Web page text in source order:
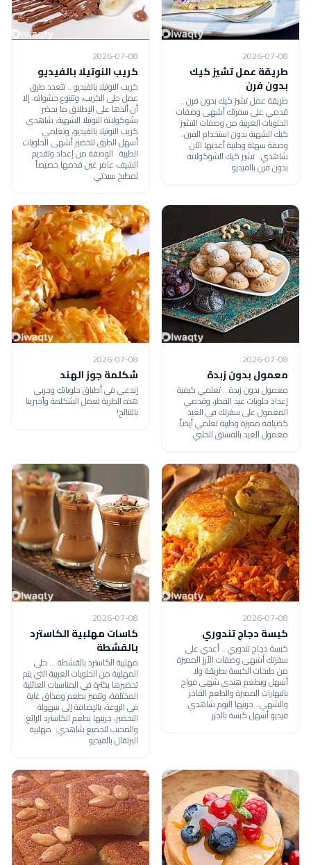
2026-07-08
طريقة عمل تشيز كيك
بدون فرن
طريقة عمل تشيز كيك بدون فرن ..
قدمي على سفرتك أشهى وصفات
الحلويات الغربية من وصفات التشيز
كيك الشهية بدون استخدام الفرن،
وصفة سهلة وطيبة أعديها الآن
شاهدي: تشيز كيك الشوكولاتة
بدون فرن بالفيديو
2026-07-08
كريب النوتيلا بالفيديو
كريب النوتيلا بالفيديو .. تتعدد طرق
عمل حلى الكريب، وتتنوع حشواته، إلا
أن ألذها على الإطلاق ما يحضر
بشوكولاتة النوتيلا الشهية، شاهدي
كريب النوتيلا بالفيديو، وتعلمي
أسهل الطرق لتحضير أشهى الحلويات
الطيبة الوصفة من إعداد وتقديم
الشيف عامر غبن قدمها خصيصاً
لمطبخ سيدتي
2026-07-08
معمول بدون زبدة
معمول بدون زبدة .. تعلمي كيفية
إعداد حلويات عيد الفطر، وقدمي
المعمول على سفرتك في العيد
كضيافة مميزة وطيبة تعلمي أيضاً:
معمول العيد بالفستق الحلبي
2026-07-08
شكلمة جوز الهند
إبدعي في أطباق حلوياتكِ وجربي
هذه الطرية لعمل الشكلمة وأخبرينا
بالنتائج!
2026-07-08
كبسة دجاج تندوري
كبسة دجاج تندوري .. أعدي على
سفرتك أشهى وصفات الأرز المميزة
من طبخات الكبسة بطريقة ولا
أسهل وبطعم هندي شهي فواح
بالبهارات المميزة والطعم الفاخر
والشهي.. جربيها اليوم شاهدي:
فيديو أسهل كبسة بالجزر
2026-07-08
كاسات مهلبية الكاسترد
بالقشطة
مهلبية الكاسترد بالقشطة ... حلى
المهلبية من الحلويات العربية التي يتم
تحضيرها بكثرة في المناسبات العائلية
المختلفة، وتتميز بطعم ومذاق غاية
في الروعة، بالإضافة إلى سهولة
التحضير، جربيها بطعم الكاسترد الرائع
والمحبب للجميع شاهدي: مهلبية
البرتقال بالفيديو